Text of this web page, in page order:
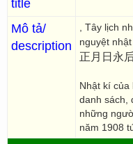
title
Mô tả/
description
, Tây lịch
nguyệt
正月日永
Nhật kí của
danh sách,
những
năm 1908